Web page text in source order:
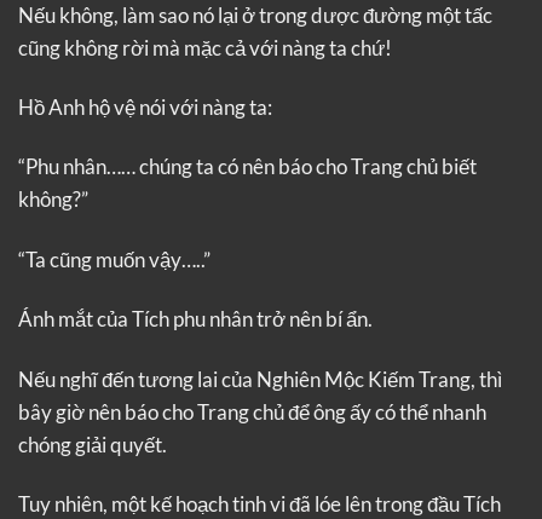
Nếu không, làm sao nó lại ở trong dược đường một tấc
cũng không rời mà mặc cả với nàng ta chứ!
Hồ Anh hộ vệ nói với nàng ta:
“Phu nhân…… chúng ta có nên báo cho Trang chủ biết
không?”
“Ta cũng muốn vậy…..”
Ánh mắt của Tích phu nhân trở nên bí ẩn.
Nếu nghĩ đến tương lai của Nghiên Mộc Kiếm Trang, thì
bây giờ nên báo cho Trang chủ để ông ấy có thể nhanh
chóng giải quyết.
Tuy nhiên, một kế hoạch tinh vi đã lóe lên trong đầu Tích